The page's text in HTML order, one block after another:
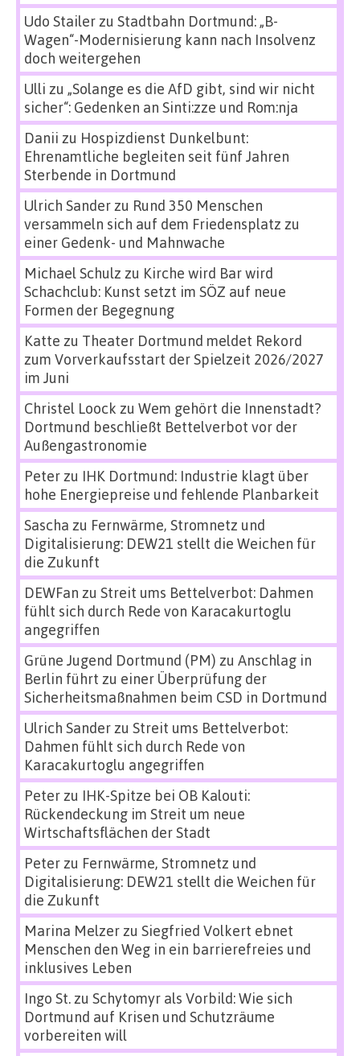
Udo Stailerzu Stadtbahn Dortmund: „B-
Wagen“-Modernisierung kann nach Insolvenz
doch weitergehen
Ulli zu „Solange es die AfD gibt, sind wir nicht
sicher“: Gedenken an Sinti:zze und Rom:nja
Danii zu Hospizdienst Dunkelbunt:
Ehrenamtliche begleiten seit fünf Jahren
Sterbende in Dortmund
Ulrich Sanderzu Rund 350 Menschen
versammeln sich auf dem Friedensplatz zu
einer Gedenk- und Mahnwache
Michael Schulz zu Kirche wird Bar wird
Schachclub: Kunst setzt im SÖZ auf neue
Formen der Begegnung
Katte zu Theater Dortmund meldet Rekord
zum Vorverkaufsstart der Spielzeit 2026/2027
im Juni
Christel Loock zu Wem gehört die Innenstadt?
Dortmund beschließt Bettelverbot vor der
Außengastronomie
Peterzu IHK Dortmund: Industrie klagt über
hohe Energiepreise und fehlende Planbarkeit
Sascha zu Fernwärme, Stromnetz und
Digitalisierung: DEW21 stellt die Weichen für
die Zukunft
DEWFan zu Streit ums Bettelverbot: Dahmen
fühlt sich durch Rede von Karacakurtoglu
angegriffen
Grüne Jugend Dortmund (PM) zu Anschlag in
Berlin führt zu einer Überprüfung der
Sicherheitsmaßnahmen beim CSD in Dortmund
Ulrich Sanderzu Streit ums Bettelverbot:
Dahmen fühlt sich durch Rede von
Karacakurtoglu angegriffen
Peterzu IHK-Spitze bei OB Kalouti:
Rückendeckung im Streit um neue
Wirtschaftsflächen der Stadt
Peterzu Fernwärme, Stromnetz und
Digitalisierung: DEW21 stellt die Weichen für
die Zukunft
Marina Melzerzu Siegfried Volkert ebnet
Menschen den Weg in ein barrierefreies und
inklusives Leben
Ingo St.zu Schytomyr als Vorbild: Wie sich
Dortmund auf Krisen und Schutzräume
vorbereiten will